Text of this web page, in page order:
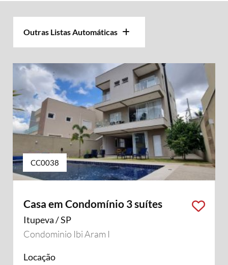
Outras Listas Automáticas
CC0038
Casa em Condomínio 3 suítes
Itupeva / SP
Condominio Ibi Aram I
Locação